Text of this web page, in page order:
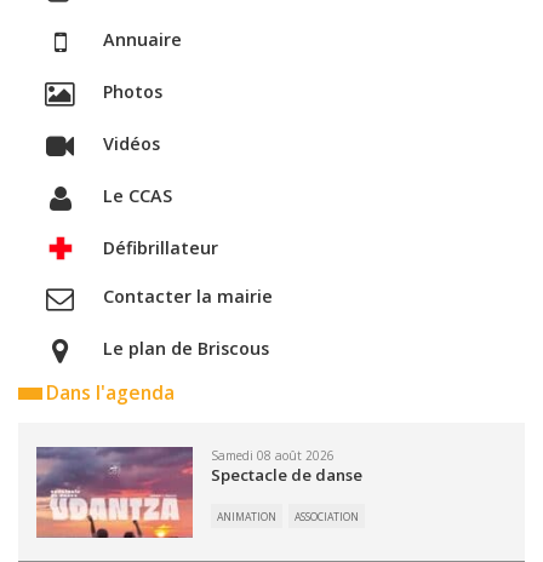
Annuaire
Photos
Vidéos
Le CCAS
Défibrillateur
Contacter la mairie
Le plan de Briscous
Dans l'agenda
Samedi 08 août 2026
Spectacle de danse
ANIMATION ASSOCIATION